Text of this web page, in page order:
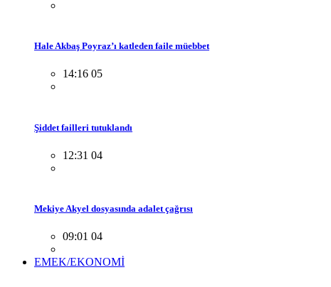
Hale Akbaş Poyraz’ı katleden faile müebbet
14:16 05
Şiddet failleri tutuklandı
12:31 04
Mekiye Akyel dosyasında adalet çağrısı
09:01 04
EMEK/EKONOMİ